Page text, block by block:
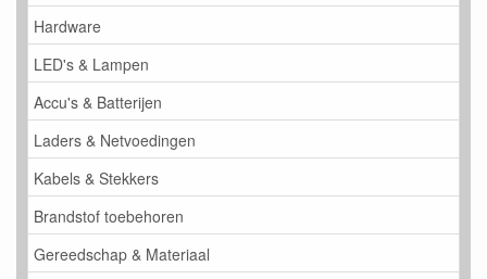
Hardware
LED's & Lampen
Accu's & Batterijen
Laders & Netvoedingen
Kabels & Stekkers
Brandstof toebehoren
Gereedschap & Materiaal